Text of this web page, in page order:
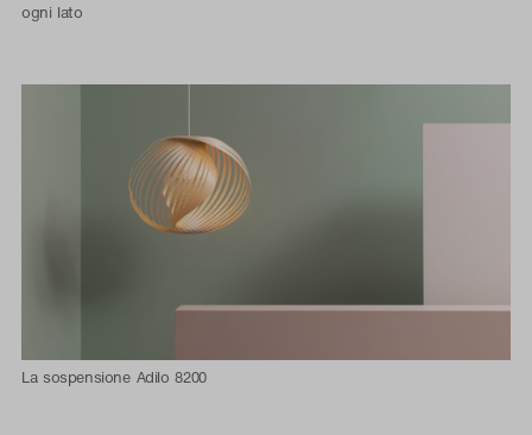
ogni lato
La sospensione Adilo 8200